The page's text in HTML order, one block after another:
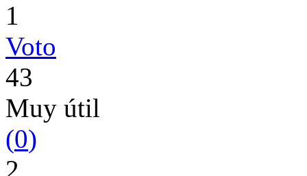
1
Voto
43
Muy útil
(0)
2